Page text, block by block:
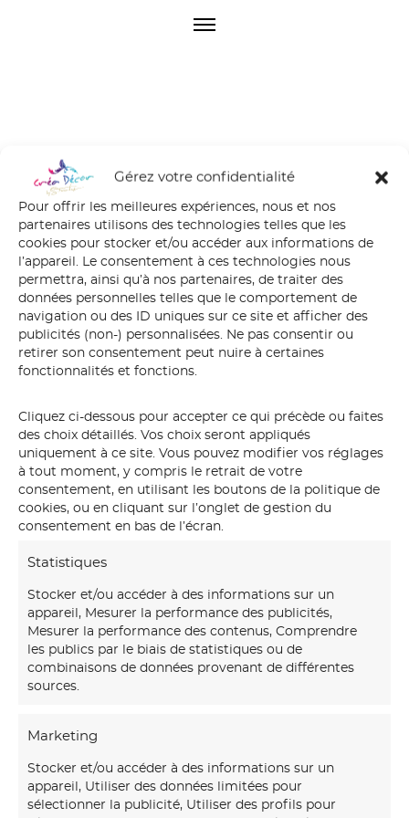
Gérez votre confidentialité
Pour offrir les meilleures expériences, nous et nos
partenaires utilisons des technologies telles que les
cookies pour stocker et/ou accéder aux informations de
l’appareil. Le consentement à ces technologies nous
permettra, ainsi qu’à nos partenaires, de traiter des
données personnelles telles que le comportement de
navigation ou des ID uniques sur ce site et afficher des
publicités (non-) personnalisées. Ne pas consentir ou
retirer son consentement peut nuire à certaines
fonctionnalités et fonctions.
Cliquez ci-dessous pour accepter ce qui précède ou faites
des choix détaillés. Vos choix seront appliqués
uniquement à ce site. Vous pouvez modifier vos réglages
à tout moment, y compris le retrait de votre
consentement, en utilisant les boutons de la politique de
cookies, ou en cliquant sur l’onglet de gestion du
consentement en bas de l’écran.
Statistiques
Stocker et/ou accéder à des informations sur un
appareil, Mesurer la performance des publicités,
Mesurer la performance des contenus, Comprendre
les publics par le biais de statistiques ou de
combinaisons de données provenant de différentes
sources.
Marketing
Stocker et/ou accéder à des informations sur un
appareil, Utiliser des données limitées pour
sélectionner la publicité, Utiliser des profils pour
O
Dédale 2018
murs avec des fresques et papiers peints sur-mesure,
uniques et immersifs.